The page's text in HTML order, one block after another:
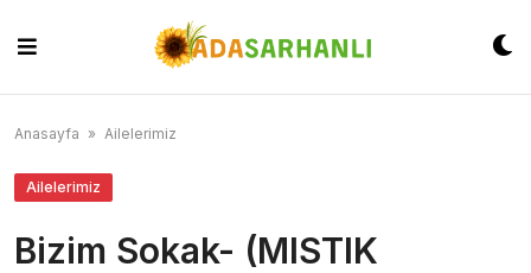
content
Anasayfa » Ailelerimiz
Ailelerimiz
Bizim Sokak- (MISTIK